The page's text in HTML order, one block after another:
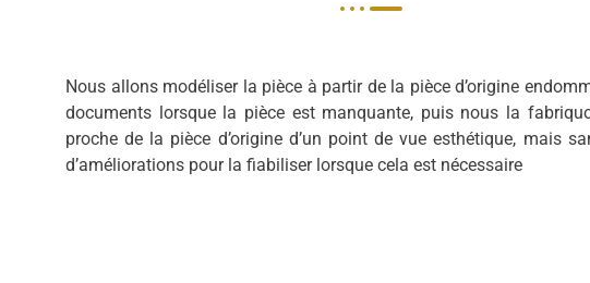
Nous allons modéliser la pièce à partir de la pièce d’origine
documents lorsque la pièce est manquante, puis nous la
proche de la pièce d’origine d’un point de vue esthétique, mais
d’améliorations pour la fiabiliser lorsque cela est nécessaire